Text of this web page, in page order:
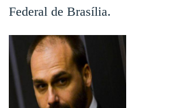
Federal de Brasília.